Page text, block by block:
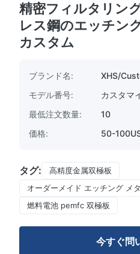
精密フィルタリン
レス鋼のエッチン
カスタム
ブランド名:
XHS/
モデル番号:
カスタマ
最低注文数量:
10
価格:
50-
タグ:
高精度金属双極板
オーダーメイド エッチング メ
燃料電池 pemfc 双極板
今すぐ問